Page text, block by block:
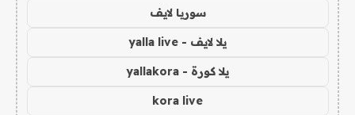
سوريا لايف
يلا لايف - yalla live
يلا كورة - yallakora
kora live